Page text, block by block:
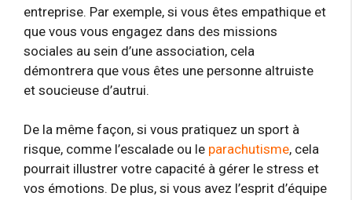
entreprise. Par exemple, si vous êtes empathique et
que vous vous engagez dans des missions
sociales au sein d’une association, cela
démontrera que vous êtes une personne altruiste
et soucieuse d’autrui.
De la même façon, si vous pratiquez un sport à
risque, comme l’escalade ou le parachutisme, cela
pourrait illustrer votre capacité à gérer le stress et
vos émotions. De plus, si vous avez l’esprit d’équipe